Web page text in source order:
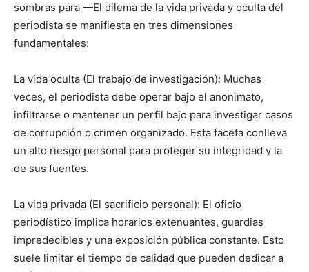
sombras para —El dilema de la vida privada y oculta del
periodista se manifiesta en tres dimensiones
fundamentales:
La vida oculta (El trabajo de investigación): Muchas
veces, el periodista debe operar bajo el anonimato,
infiltrarse o mantener un perfil bajo para investigar casos
de corrupción o crimen organizado. Esta faceta conlleva
un alto riesgo personal para proteger su integridad y la
de sus fuentes.
La vida privada (El sacrificio personal): El oficio
periodístico implica horarios extenuantes, guardias
impredecibles y una exposición pública constante. Esto
suele limitar el tiempo de calidad que pueden dedicar a